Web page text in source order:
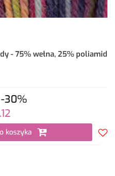
- 75% wełna, 25% poliamid
-30%
koszyka